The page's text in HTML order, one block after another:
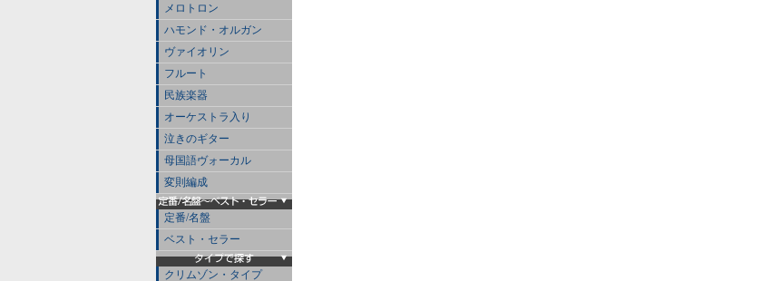
メロトロン
ハモンド・オルガン
ヴァイオリン
フルート
民族楽器
オーケストラ入り
泣きのギター
母国語ヴォーカル
変則編成
定番/名盤
ベスト・セラー
クリムゾン・タイプ